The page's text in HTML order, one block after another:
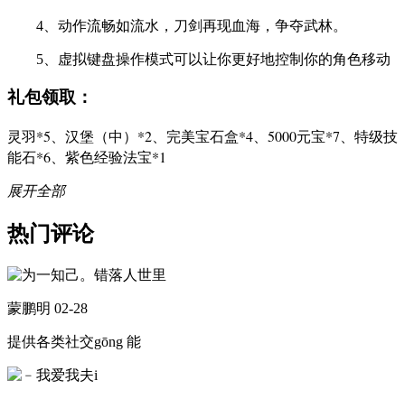
4、动作流畅如流水，刀剑再现血海，争夺武林。
5、虚拟键盘操作模式可以让你更好地控制你的角色移动
礼包领取：
灵羽*5、汉堡（中）*2、完美宝石盒*4、5000元宝*7、特级技
能石*6、紫色经验法宝*1
展开全部
热门评论
蒙鹏明 02-28
提供各类社交gōng 能